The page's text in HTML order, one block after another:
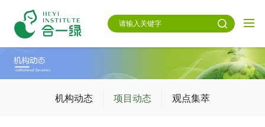
机构动态 项目动态 观点集萃